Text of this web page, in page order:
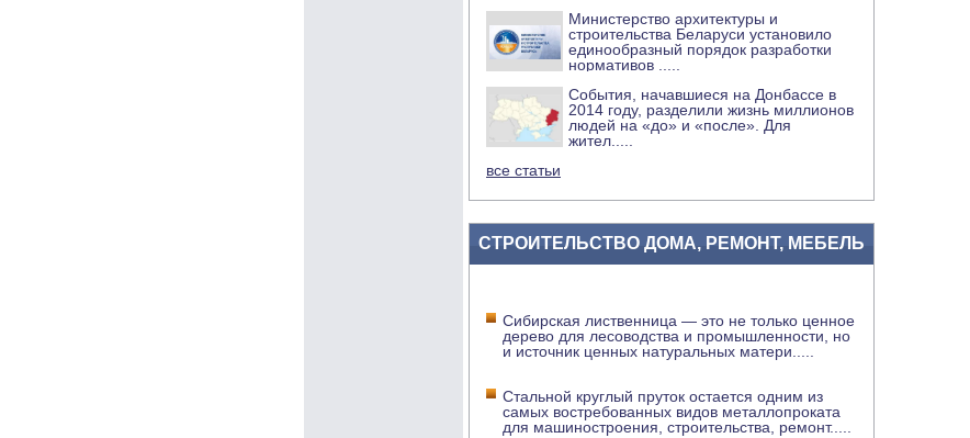
Министерство архитектуры и
строительства Беларуси установило
единообразный порядок разработки
нормативов
События, начавшиеся на Донбассе в
2014 году, разделили жизнь миллионов
людей на «до» и «после». Для
жител
все статьи
СТРОИТЕЛЬСТВО ДОМА, РЕМОНТ, МЕБЕЛЬ
Сибирская лиственница — это не только ценное
дерево для лесоводства и промышленности, но
и источник ценных натуральных матери
Стальной круглый пруток остается одним из
самых востребованных видов металлопроката
для машиностроения, строительства, ремонт.....